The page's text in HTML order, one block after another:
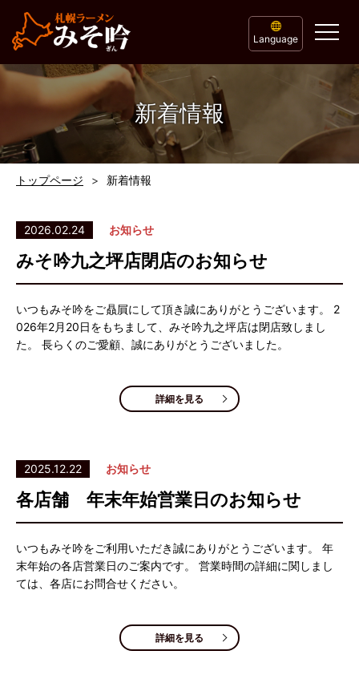
Language
新着情報
トップページ 新着情報
2026.02.24 お知らせ
みそ吟九之坪店閉店のお知らせ
いつもみそ吟をご贔屓にして頂き誠にありがとうございます。 2
026年2月20日をもちまして、みそ吟九之坪店は閉店致しまし
た。 長らくのご愛顧、誠にありがとうございました。
詳細を見る
2025.12.22 お知らせ
各店舗 年末年始営業日のお知らせ
いつもみそ吟をご利用いただき誠にありがとうございます。 年
末年始の各店営業日のご案内です。 営業時間の詳細に関しまし
ては、各店にお問合せください。
詳細を見る